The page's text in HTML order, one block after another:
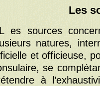
Les
L es sources
natures,
et officieuse,
se
à